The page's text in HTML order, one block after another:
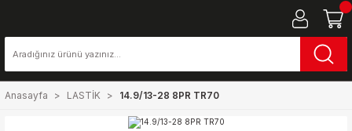
Anasayfa LASTİK 14.9/13-28 8PR TR70